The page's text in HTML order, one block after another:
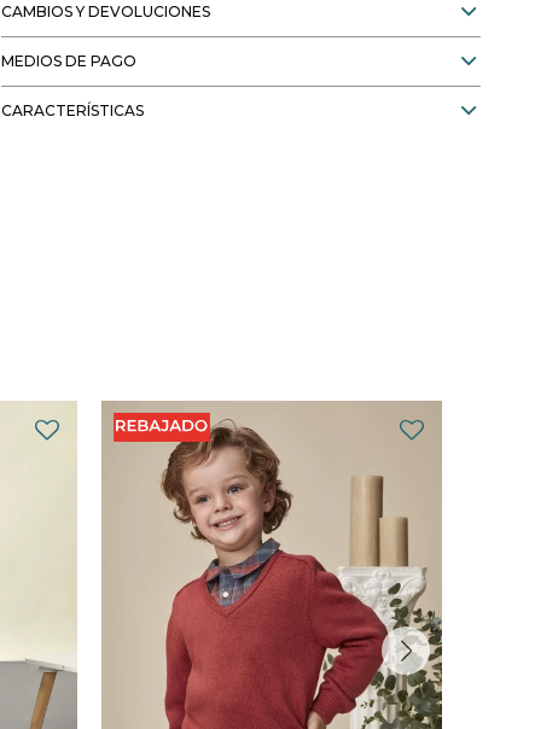
CAMBIOS Y DEVOLUCIONES
MEDIOS DE PAGO
CARACTERÍSTICAS